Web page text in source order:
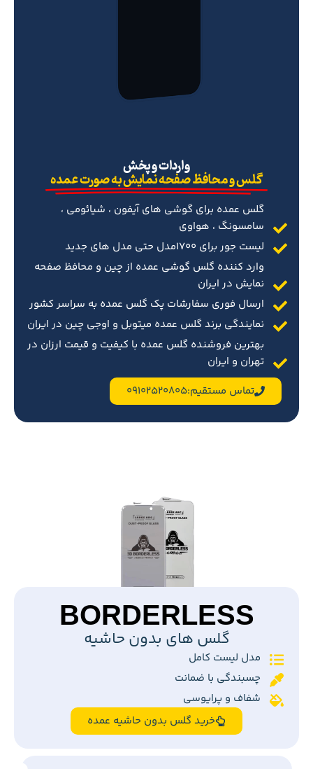
‌واردات و پخش
گلس و محافظ صفحه نمایش به صورت عمده
گلس عمده برای گوشی های آیفون ، شیائومی ،
سامسونگ ، هواوی
لیست جور برای 1700مدل حتی مدل های جدید
وارد کننده گلس گوشی عمده از چین و محافظ صفحه
نمایش در ایران
ارسال فوری سفارشات پک گلس عمده به سراسر کشور
نمایندگی برند گلس عمده میتوبل و اوجی چین در ایران
بهترین فروشنده گلس عمده با کیفیت و قیمت ارزان در
تهران و ایران
تماس مستقیم:09102520805
BORDERLESS
گلس های بدون حاشیه
مدل لیست کامل
چسبندگی با ضمانت
شفاف و پرایوسی
خرید گلس بدون حاشیه عمده